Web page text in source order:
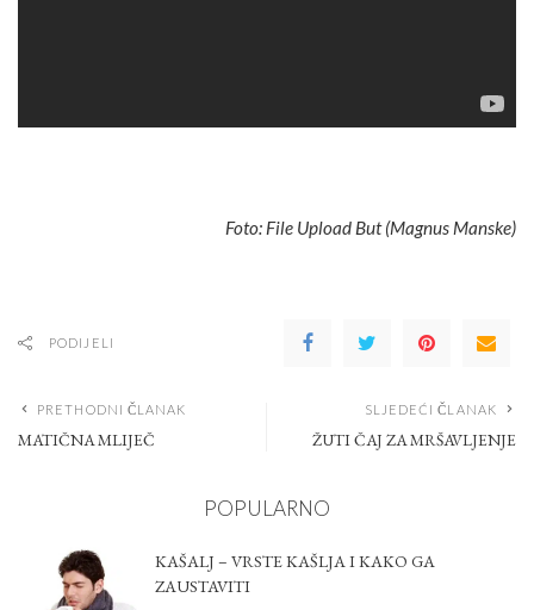
Foto: File Upload But (Magnus Manske)
PODIJELI
PRETHODNI ČLANAK
MATIČNA MLIJEČ
SLJEDEĆI ČLANAK
ŽUTI ČAJ ZA MRŠAVLJENJE
POPULARNO
KAŠALJ – VRSTE KAŠLJA I KAKO GA
ZAUSTAVITI